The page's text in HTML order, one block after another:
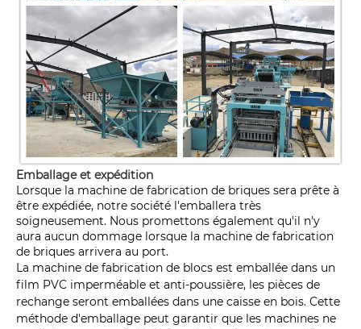
Emballage et expédition
Lorsque la machine de fabrication de briques sera prête à
être expédiée, notre société l'emballera très
soigneusement. Nous promettons également qu'il n'y
aura aucun dommage lorsque la machine de fabrication
de briques arrivera au port.
La machine de fabrication de blocs est emballée dans un
film PVC imperméable et anti-poussière, les pièces de
rechange seront emballées dans une caisse en bois. Cette
méthode d'emballage peut garantir que les machines ne